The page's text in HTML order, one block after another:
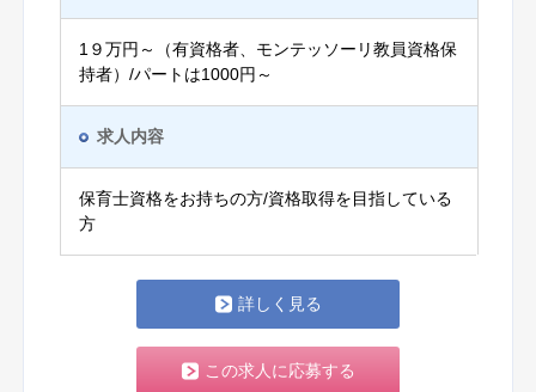
1９万円～（有資格者、モンテッソーリ教員資格保
持者）/パートは1000円～
求人内容
保育士資格をお持ちの方/資格取得を目指している
方
詳しく見る
この求人に応募する